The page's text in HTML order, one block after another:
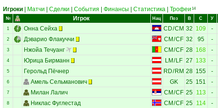
Игроки
Матчи Сделки События Финансы Статистика Трофеи 14
№ Игрок Нац Поз В С У
1 Онна Сейха CD/CM 32 109 -
2 Дэварио Флакуччи CM /CF 32 95 -
3 Нжойа Течуанг CM /CF 28 168 -
4 Юрица Бирманн LM / LF 27 133 -
5 Герольд Пёчнер RD/ RM 28 155 -
6 Амель Сельманович GK 25 151 -
7 Милан Лалич CM /CF 25 113 -
8 Никлас Фуглестад CM /CF 25 114 -